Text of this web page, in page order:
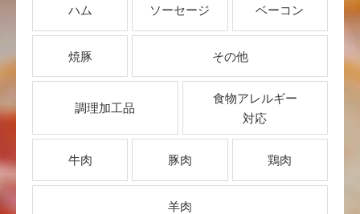
ハム ソーセージ ベーコン
焼豚 その他
調理加工品
食物アレルギー
対応
牛肉 豚肉 鶏肉
羊肉